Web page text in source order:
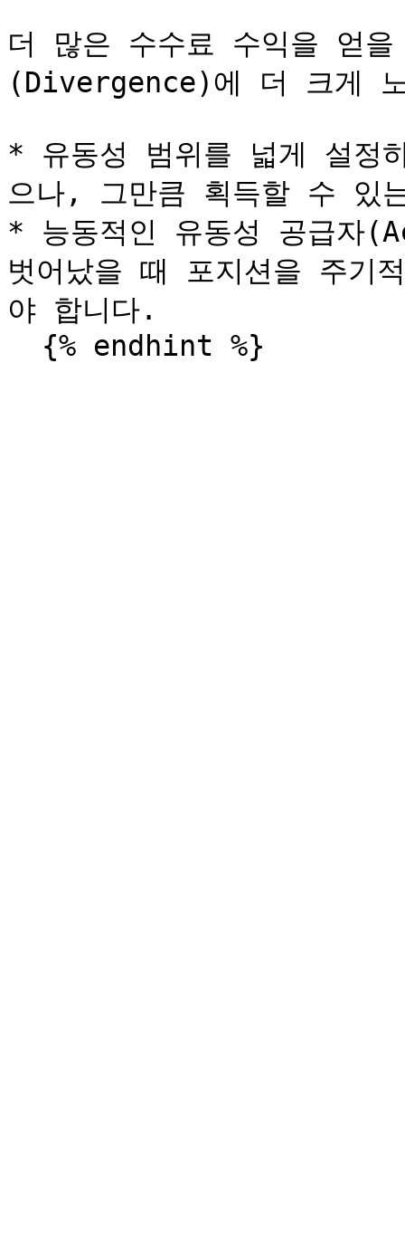
더 많은 수수료 수익을 얻
(Divergence)에 더 크게
* 유동성 범위를 넓게 설정
으나, 그만큼 획득할 수 있
* 능동적인 유동성 공급자
벗어났을 때 포지션을 주기
야 합니다.